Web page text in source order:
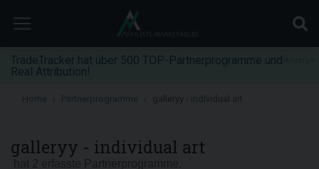
TradeTracker hat über 500 TOP-Partnerprogramme und
Real Attribution!
Home Partnerprogramme
galleryy - individual art